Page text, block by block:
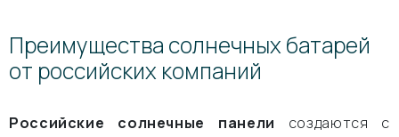
Преимущества солнечных батарей
от российских компаний
Российские солнечные панели создаются с